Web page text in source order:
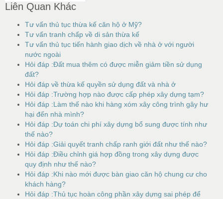
Liên Quan Khác
Tư vấn thủ tục thừa kế căn hộ ở Mỹ?
Tư vấn tranh chấp về di sản thừa kế
Tư vấn thủ tục tiến hành giao dịch về nhà ở với người
nước ngoài
Hỏi đáp :Đất mua thêm có được miễn giảm tiền sử dụng
đất?
Hỏi đáp về thừa kế quyền sử dụng đất và nhà ở
Hỏi đáp :Trường hợp nào được cấp phép xây dựng tạm?
Hỏi đáp :Làm thế nào khi hàng xóm xây công trình gây hư
hại đến nhà mình?
Hỏi đáp :Dự toán chi phí xây dựng bổ sung được tính như
thế nào?
Hỏi đáp :Giải quyết tranh chấp ranh giới đất như thế nào?
Hỏi đáp :Điều chỉnh giá hợp đồng trong xây dựng được
quy định như thế nào?
Hỏi đáp :Khi nào mới được bàn giao căn hộ chung cư cho
khách hàng?
Hỏi đáp :Thủ tục hoàn công phần xây dựng sai phép để